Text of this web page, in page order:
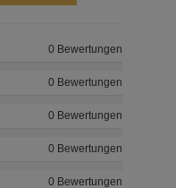
0 Bewertungen
0 Bewertungen
0 Bewertungen
0 Bewertungen
0 Bewertungen